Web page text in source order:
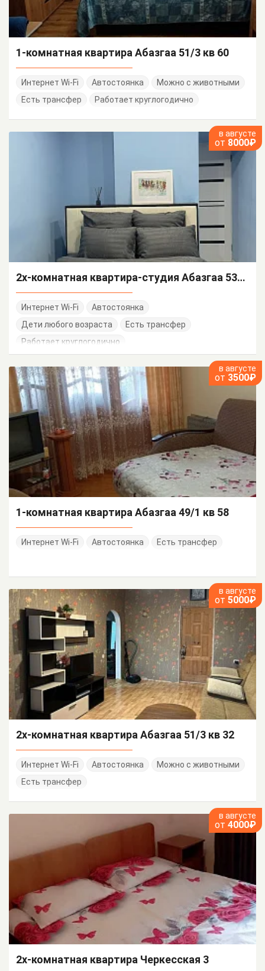
1-комнатная квартира Абазгаа 51/3 кв 60
Интернет Wi-Fi Автостоянка
Можно с животными
Есть трансфер
Работает круглогодично
в августе
от 8000₽
2х-комнатная квартира-студия Абазгаа 53/2 кв 52
Интернет Wi-Fi
Автостоянка
Дети любого возраста
Есть трансфер
Работает круглогодично
в августе
от 3500₽
1-комнатная квартира Абазгаа 49/1 кв 58
Интернет Wi-Fi Автостоянка Есть трансфер
в августе
от 5000₽
2х-комнатная квартира Абазгаа 51/3 кв 32
Интернет Wi-Fi Автостоянка
Можно с животными
Есть трансфер
в августе
от 4000₽
2х-комнатная квартира Черкесская 3